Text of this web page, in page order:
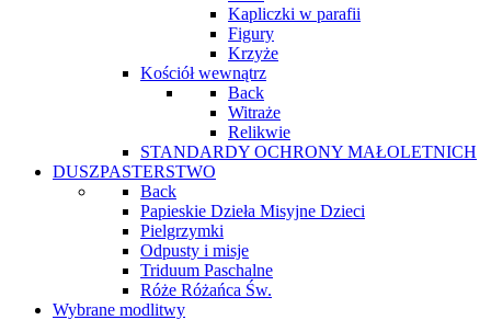
Kapliczki w parafii
Figury
Krzyże
Kościół wewnątrz
Back
Witraże
Relikwie
STANDARDY OCHRONY MAŁOLETNICH
DUSZPASTERSTWO
Back
Papieskie Dzieła Misyjne Dzieci
Pielgrzymki
Odpusty i misje
Triduum Paschalne
Róże Różańca Św.
Wybrane modlitwy